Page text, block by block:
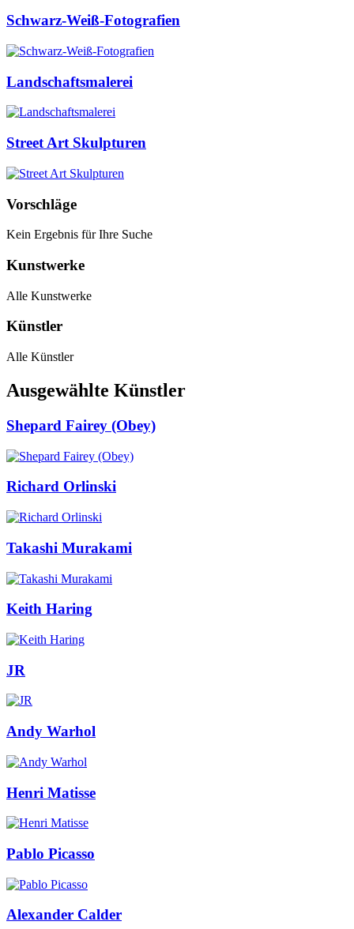
Schwarz-Weiß-Fotografien
Landschaftsmalerei
Street Art Skulpturen
Vorschläge
Kein Ergebnis für Ihre Suche
Kunstwerke
Alle Kunstwerke
Künstler
Alle Künstler
Ausgewählte Künstler
Shepard Fairey (Obey)
Richard Orlinski
Takashi Murakami
Keith Haring
JR
Andy Warhol
Henri Matisse
Pablo Picasso
Alexander Calder